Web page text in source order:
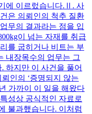
에 이르렀습니다.Ⅱ. 사
은 의뢰인의 척추 질환
무의 결과라는 점을 입
이 넘는 자재를 취급
를 굽히거나 비트는 부
내장목수의 업무는 그
하지만 이 사건을 풀어
인의 ‘증명되지 않는
가까이 이 일을 해왔다
성상 공식적인 자료로
불과했습니다. 이처럼